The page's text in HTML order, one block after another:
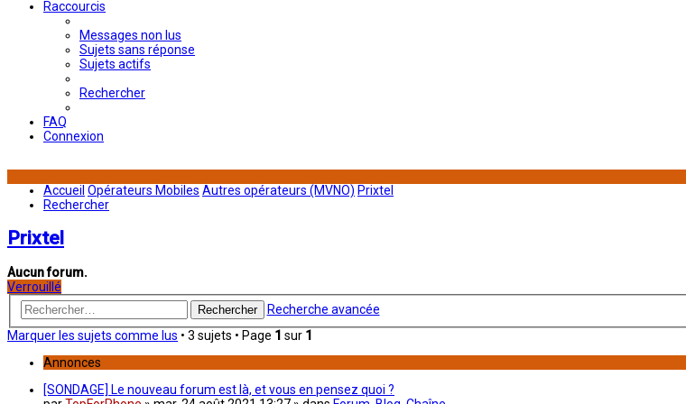
Raccourcis
Messages non lus
Sujets sans réponse
Sujets actifs
Rechercher
FAQ
Connexion
Accueil Opérateurs Mobiles Autres opérateurs (MVNO) Prixtel
Rechercher
Prixtel
Aucun forum.
Verrouillé
Rechercher
Recherche avancée
Marquer les sujets comme lus • 3 sujets • Page 1 sur 1
Annonces
[SONDAGE] Le nouveau forum est là, et vous en pensez quoi ?